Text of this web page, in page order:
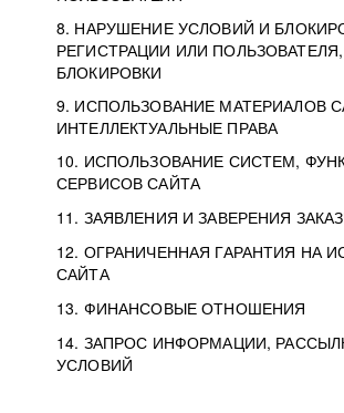
8. НАРУШЕНИЕ УСЛОВИЙ И
РЕГИСТРАЦИИ ИЛИ
БЛОКИРОВКИ
9. ИСПОЛЬЗОВАНИЕ МАТЕРИАЛОВ
ИНТЕЛЛЕКТУАЛЬНЫЕ ПРАВА
10. ИСПОЛЬЗОВАНИЕ СИСТЕМ,
СЕРВИСОВ САЙТА
11. ЗАЯВЛЕНИЯ И ЗАВЕРЕНИЯ
12. ОГРАНИЧЕННАЯ ГАРАНТИЯ НА
САЙТА
13. ФИНАНСОВЫЕ ОТНОШЕНИЯ
14. ЗАПРОС ИНФОРМАЦИИ,
УСЛОВИЙ